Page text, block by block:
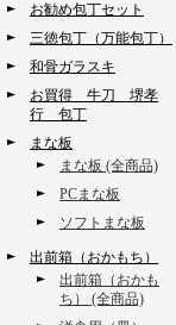
お勧め包丁セット
三徳包丁（万能包丁）
和骨ガラスキ
お買得 牛刀 堺孝
行 包丁
まな板
まな板 (全商品)
PCまな板
ソフトまな板
出前箱（おかもち）
出前箱（おかも
ち） (全商品)